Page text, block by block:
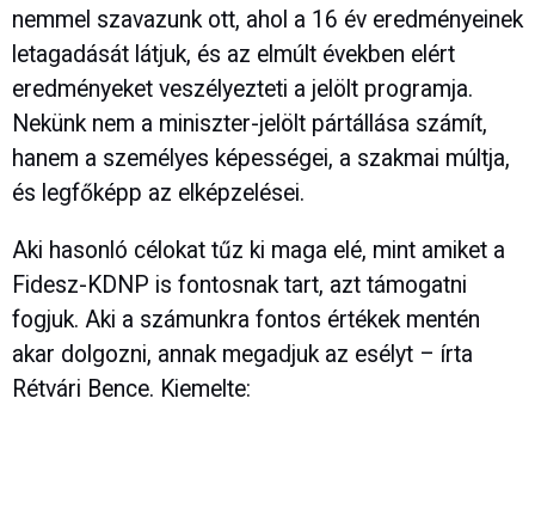
nemmel szavazunk ott, ahol a 16 év eredményeinek
letagadását látjuk, és az elmúlt években elért
eredményeket veszélyezteti a jelölt programja.
Nekünk nem a miniszter-jelölt pártállása számít,
hanem a személyes képességei, a szakmai múltja,
és legfőképp az elképzelései.
Aki hasonló célokat tűz ki maga elé, mint amiket a
Fidesz-KDNP is fontosnak tart, azt támogatni
fogjuk. Aki a számunkra fontos értékek mentén
akar dolgozni, annak megadjuk az esélyt – írta
Rétvári Bence. Kiemelte: